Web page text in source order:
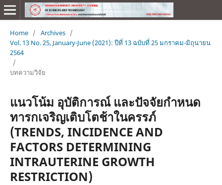
Home / Archives /
Vol. 13 No. 25, January-June (2021): ปีที่ 13 ฉบับที่ 25 มกราคม-มิถุนายน
2564
/
บทความวิจัย
แนวโน้ม อุบัติการณ์ และปัจจัยกำหนด
ทารกเจริญเติบโตช้าในครรภ์
(TRENDS, INCIDENCE AND
FACTORS DETERMINING
INTRAUTERINE GROWTH
RESTRICTION)